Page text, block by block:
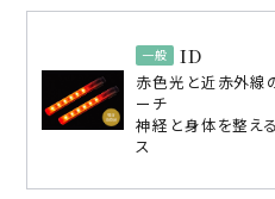
一般 ID
赤色光と近赤外線
ーチ
神経と身体を整え
ス